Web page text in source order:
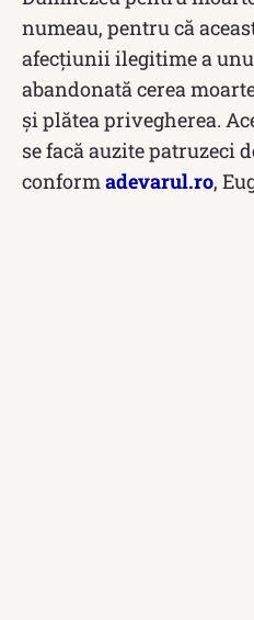
numeau, pentru că
afecţiunii ilegitime a
abandonată cerea
şi plătea privegherea.
se facă auzite patruzeci
conformadevarul.ro,